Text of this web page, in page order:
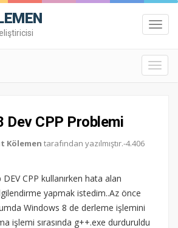
Dev CPP Problemi
Kölemen tarafından yazılmıştır.-4.406
CPP kullanırken hata alan
yapmak istedim..Az önce
Windows 8 de derleme işlemini
işlemi sırasında g++.exe durduruldu